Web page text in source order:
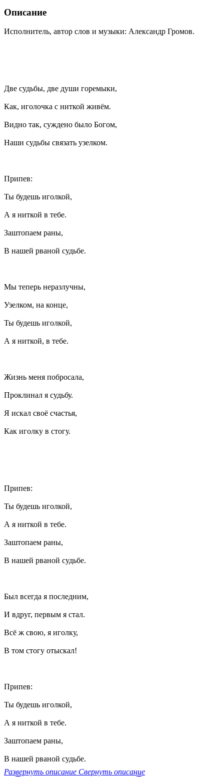
Описание
Исполнитель, автор слов и музыки: Александр Громов.
Две судьбы, две души горемыки,
Как, иголочка с ниткой живём.
Видно так, суждено было Богом,
Наши судьбы связать узелком.
Припев:
Ты будешь иголкой,
А я ниткой в тебе.
Заштопаем раны,
В нашей рваной судьбе.
Мы теперь неразлучны,
Узелком, на конце,
Ты будешь иголкой,
А я ниткой, в тебе.
Жизнь меня побросала,
Проклинал я судьбу.
Я искал своё счастья,
Как иголку в стогу.
Припев:
Ты будешь иголкой,
А я ниткой в тебе.
Заштопаем раны,
В нашей рваной судьбе.
Был всегда я последним,
И вдруг, первым я стал.
Всё ж свою, я иголку,
В том стогу отыскал!
Припев:
Ты будешь иголкой,
А я ниткой в тебе.
Заштопаем раны,
В нашей рваной судьбе.
Развернуть описание Свернуть описание